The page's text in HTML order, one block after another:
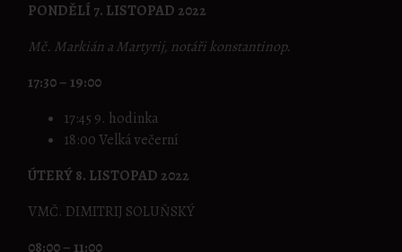
PONDĚLÍ 7. LISTOPAD 2022
Mč. Markián a Martyrij, notáři konstantinop.
17:30 – 19:00
17:45 9. hodinka
18:00 Velká večerní
ÚTERÝ 8. LISTOPAD 2022
VMČ. DIMITRIJ SOLUŇSKÝ
08:00 – 11:00